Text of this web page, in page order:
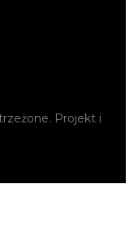
Projekt i